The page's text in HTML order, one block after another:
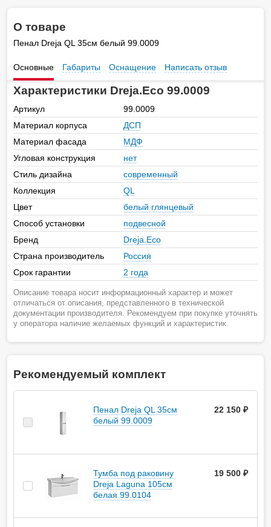
О товаре
Пенал Dreja QL 35см белый 99.0009
Основные Габариты Оснащение Написать отзыв
Характеристики Dreja.Eco 99.0009
Артикул
99.0009
Материал корпуса
ДСП
Материал фасада
МДФ
Угловая конструкция
нет
Стиль дизайна
современный
Коллекция
QL
Цвет
белый глянцевый
Способ установки
подвесной
Бренд
Dreja.Eco
Страна производитель
Россия
Срок гарантии
2 года
Описание товара носит информационный характер и может
отличаться от описания, представленного в технической
документации производителя. Рекомендуем при покупке уточнять
у оператора наличие желаемых функций и характеристик.
Рекомендуемый комплект
Пенал Dreja QL 35см
белый 99.0009
22 150 ₽
Тумба под раковину
Dreja Laguna 105см
белая 99.0104
19 500 ₽